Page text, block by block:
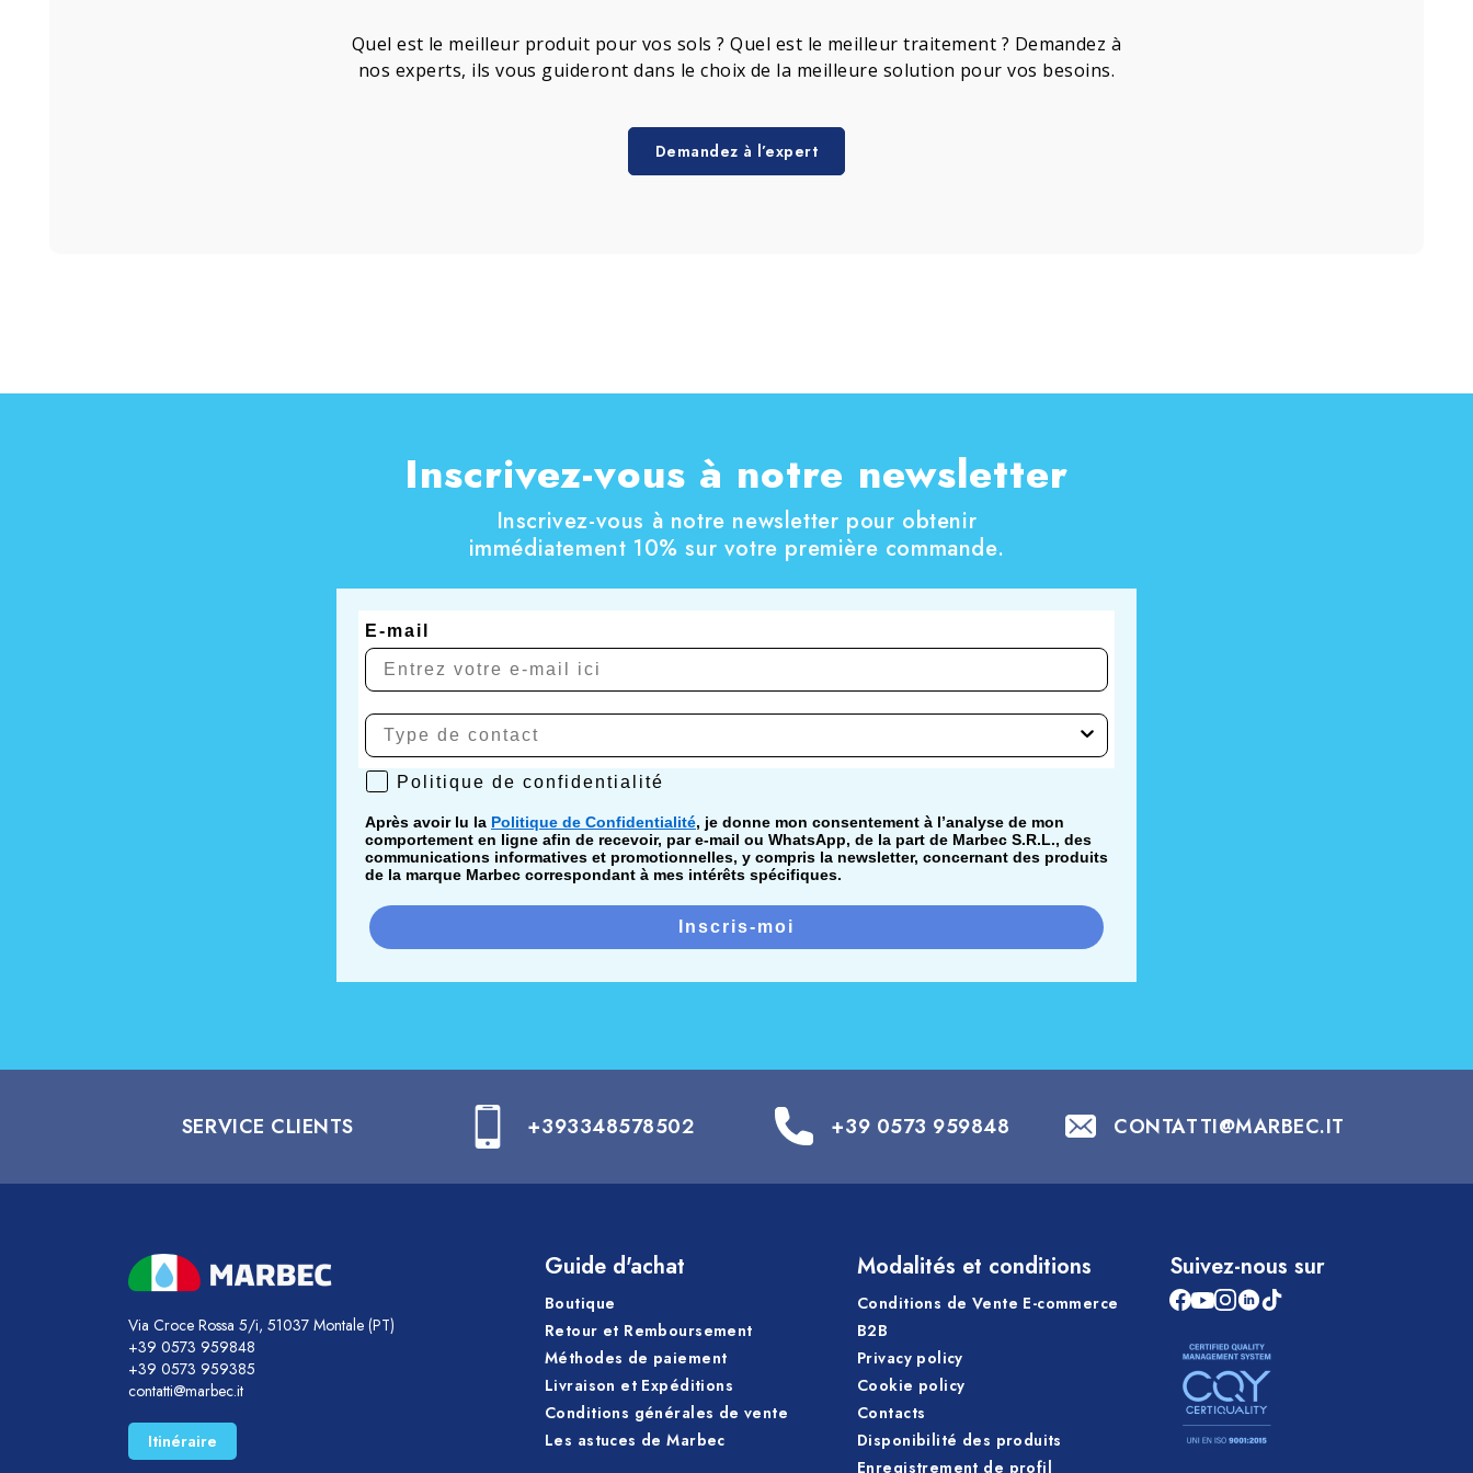
Quel est le meilleur produit pour vos sols ? Quel est le meilleur traitement ? Demandez à
nos experts, ils vous guideront dans le choix de la meilleure solution pour vos besoins.
Demandez à l’expert
Inscrivez-vous à notre newsletter
Inscrivez-vous à notre newsletter pour obtenir
immédiatement 10% sur votre première commande.
E-mail
Politique de confidentialité
Politique de confidentialité
Après avoir lu la Politique de Confidentialité, je donne mon consentement à l’analyse de mon
comportement en ligne afin de recevoir, par e-mail ou WhatsApp, de la part de Marbec S.R.L., des
communications informatives et promotionnelles, y compris la newsletter, concernant des produits
de la marque Marbec correspondant à mes intérêts spécifiques.
Inscris-moi
SERVICE CLIENTS +393348578502 +39 0573 959848 CONTATTI@MARBEC.IT
Via Croce Rossa 5/i, 51037 Montale (PT)
+39 0573 959848
+39 0573 959385
contatti@marbec.it
Itinéraire
Guide d'achat
Boutique
Retour et Remboursement
Méthodes de paiement
Livraison et Expéditions
Conditions générales de vente
Les astuces de Marbec
Modalités et conditions
Conditions de Vente E-commerce
B2B
Privacy policy
Cookie policy
Contacts
Disponibilité des produits
Enregistrement de profil
Suivez-nous sur